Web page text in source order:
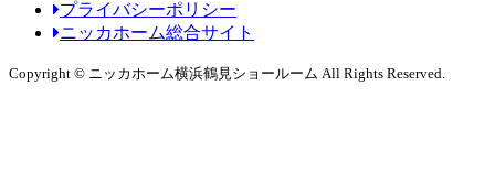
プライバシーポリシー
ニッカホーム総合サイト
Copyright © ニッカホーム横浜鶴見ショールーム All Rights Reserved.